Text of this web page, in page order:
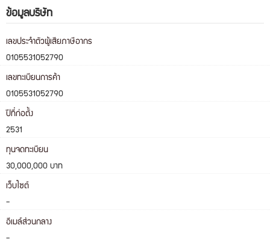
ข้อมูลบริษัท
เลขประจำตัวผู้เสียภาษีอากร
0105531052790
เลขทะเบียนการค้า
0105531052790
ปีที่ก่อตั้ง
2531
ทุนจดทะเบียน
30,000,000 บาท
เว็บไซต์
-
อีเมล์ส่วนกลาง